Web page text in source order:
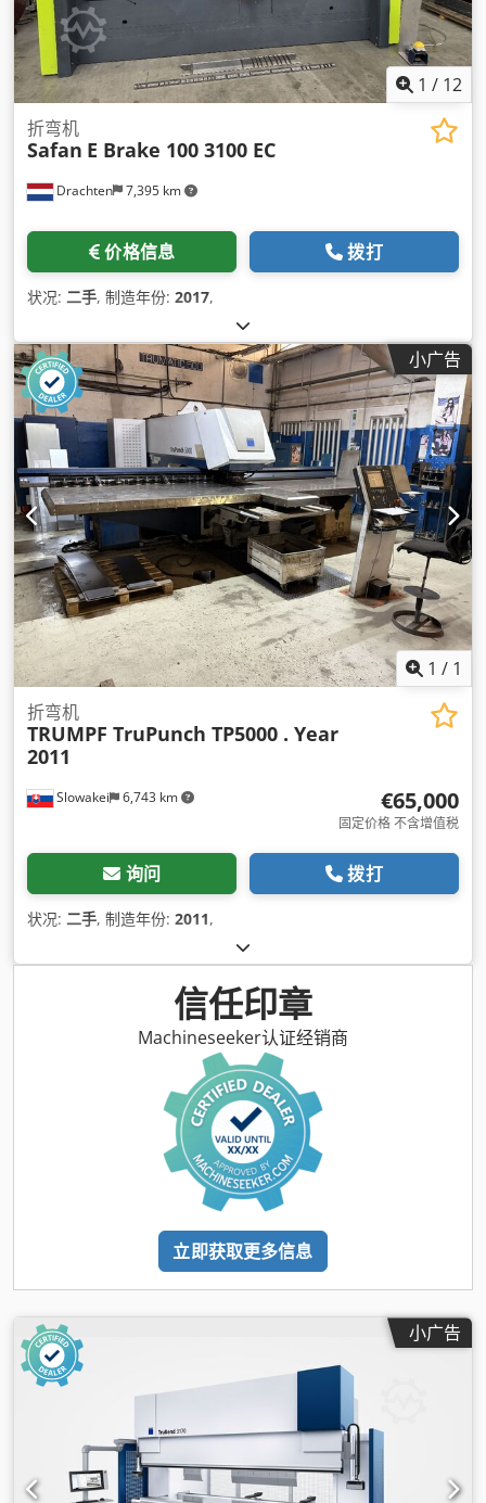
1 / 12
Drachten 7,395 km
折弯机
Safan E Brake 100 3100 EC
价格信息 拨打
状况: 二手, 制造年份: 2017,
小广告
1 / 1
Slowakei 6,743 km
折弯机
TRUMPF TruPunch TP5000 . Year
2011
€65,000
固定价格 不含增值税
询问 拨打
状况: 二手, 制造年份: 2011,
信任印章
Machineseeker认证经销商
立即获取更多信息
小广告